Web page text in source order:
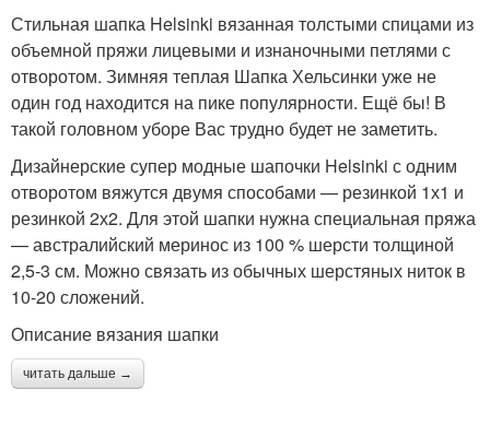
Стильная шапка Helsinki вязанная толстыми спицами из
объемной пряжи лицевыми и изнаночными петлями с
отворотом. Зимняя теплая Шапка Хельсинки уже не
один год находится на пике популярности. Ещё бы! В
такой головном уборе Вас трудно будет не заметить.
Дизайнерские супер модные шапочки Helsinki с одним
отворотом вяжутся двумя способами — резинкой 1х1 и
резинкой 2х2. Для этой шапки нужна специальная пряжа
— австралийский меринос из 100 % шерсти толщиной
2,5-3 см. Можно связать из обычных шерстяных ниток в
10-20 сложений.
Описание вязания шапки
читать дальше →